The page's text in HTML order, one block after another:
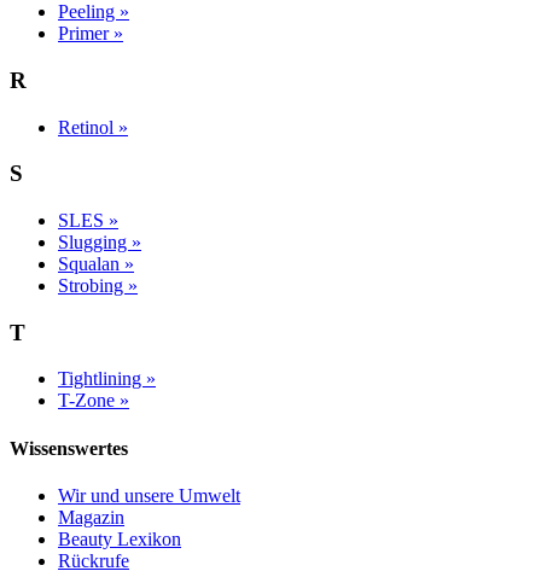
Peeling »
Primer »
R
Retinol »
S
SLES »
Slugging »
Squalan »
Strobing »
T
Tightlining »
T-Zone »
Wissenswertes
Wir und unsere Umwelt
Magazin
Beauty Lexikon
Rückrufe